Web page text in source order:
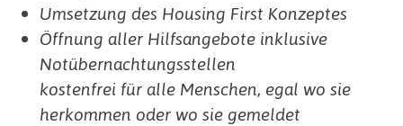
Umsetzung des Housing First Konzeptes
Öffnung aller Hilfsangebote inklusive
Notübernachtungsstellen
kostenfrei für alle Menschen, egal wo sie
herkommen oder wo sie gemeldet